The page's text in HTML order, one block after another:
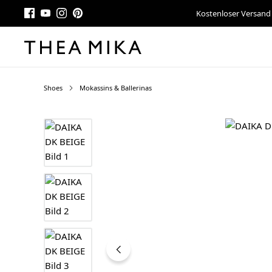
Kostenloser Versand
Shoes Mokassins & Ballerinas
Bildergalerie überspringen